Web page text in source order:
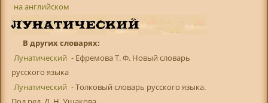
на английском
В других словарях:
Лунатический - Ефремова Т. Ф. Новый словарь
русского языка
Лунатический - Толковый словарь русского языка.